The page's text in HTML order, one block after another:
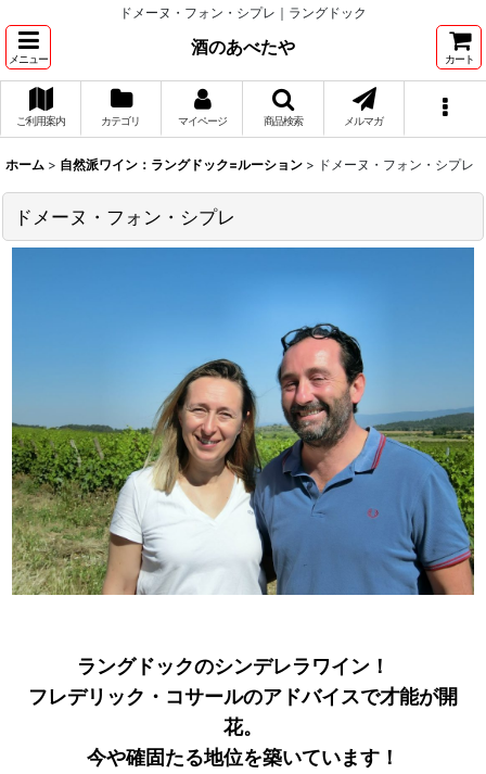
ドメーヌ・フォン・シプレ｜ラングドック
メニュー
酒のあべたや
カート
ご利用案内 カテゴリ マイページ 商品検索 メルマガ
ホーム > 自然派ワイン：ラングドック=ルーション > ドメーヌ・フォン・シプレ
ドメーヌ・フォン・シプレ
ラングドックのシンデレラワイン！
フレデリック・コサールのアドバイスで才能が開
花。
今や確固たる地位を築いています！